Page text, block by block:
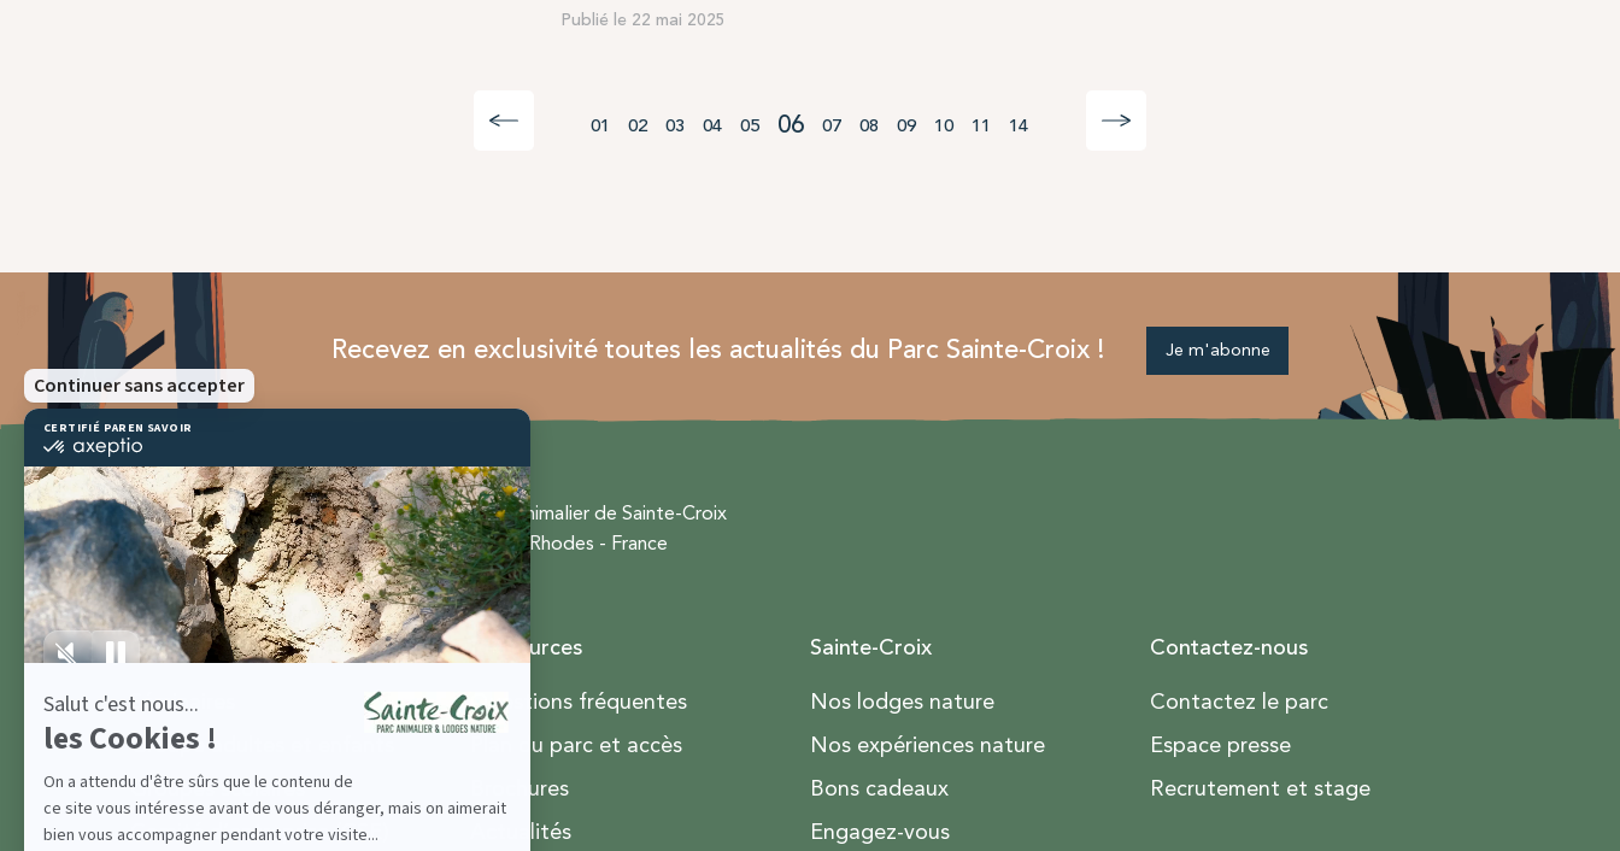
Publié le 22 mai 2025
01 02 03 04 05 06 07 08 09 10 11 14
Recevez en exclusivité toutes les actualités du Parc Sainte-Croix ! Je m'abonne
Parc Animalier de Sainte-Croix
57810 Rhodes - France
Groupes et séminaires
Séminaires
Groupe adultes et enfants
Groupes scolaires
Comité d’entreprise (CSE)
Ressources
Questions fréquentes
Plan du parc et accès
Brochures
Actualités
Sainte-Croix
Nos lodges nature
Nos expériences nature
Bons cadeaux
Engagez-vous
Contactez-nous
Contactez le parc
Espace presse
Recrutement et stage